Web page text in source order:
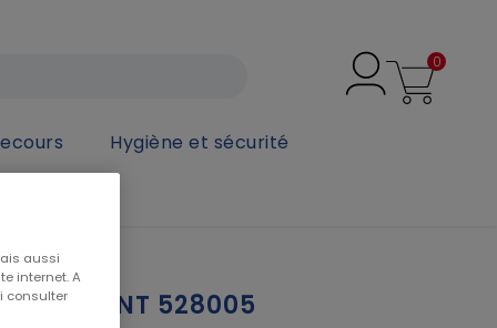
0
Hygiène et sécurité
INT 528005
aussi
internet. A
consulter